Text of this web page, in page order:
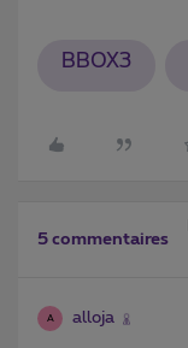
BBOX3
5 commentaires
A alloja